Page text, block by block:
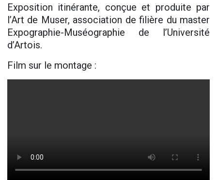
Exposition itinérante, conçue et produite par
l’Art de Muser, association de filière du master
Expographie-Muséographie de l’Université
d’Artois.
Film sur le montage :